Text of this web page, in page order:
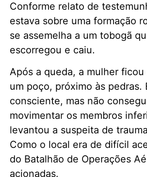
Conforme relato de
estava sobre uma formação
se assemelha a um tobogã
escorregou e caiu.
Após a queda, a mulher
um poço, próximo às pedras.
consciente, mas não
movimentar os membros
levantou a suspeita de
Como o local era de difícil
do Batalhão de Operações
acionadas.